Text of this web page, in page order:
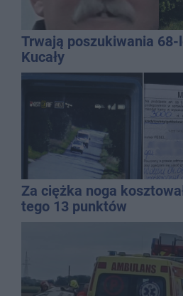
Trwają poszukiwania
Kucały
Za ciężka noga
tego 13 punktów